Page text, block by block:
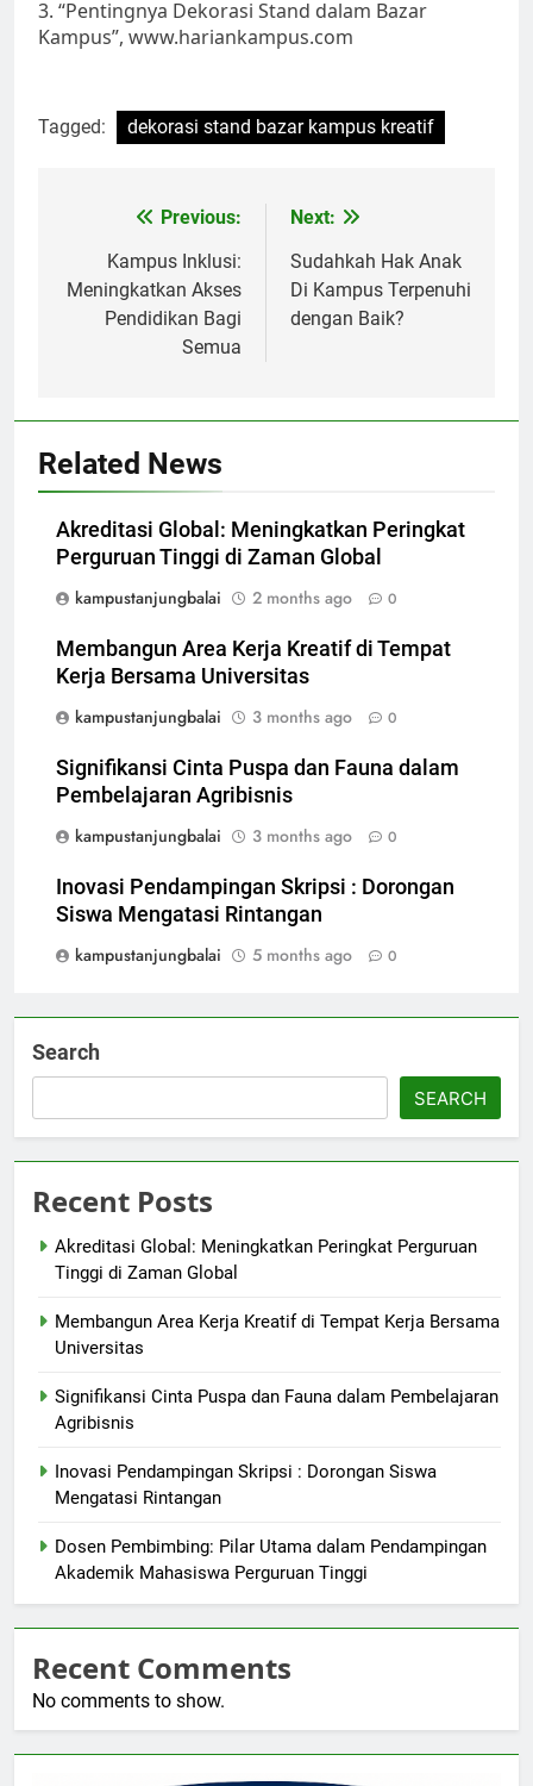
3. “Pentingnya Dekorasi Stand dalam Bazar
Kampus”, www.hariankampus.com
Tagged: dekorasi stand bazar kampus kreatif
navigation
Previous:
Kampus Inklusi:
Meningkatkan Akses
Pendidikan Bagi
Semua
Next:
Sudahkah Hak Anak
Di Kampus Terpenuhi
dengan Baik?
Related News
Akreditasi Global: Meningkatkan Peringkat
Perguruan Tinggi di Zaman Global
kampustanjungbalai
2 months ago 0
Membangun Area Kerja Kreatif di Tempat
Kerja Bersama Universitas
kampustanjungbalai
3 months ago 0
Signifikansi Cinta Puspa dan Fauna dalam
Pembelajaran Agribisnis
kampustanjungbalai
3 months ago 0
Inovasi Pendampingan Skripsi : Dorongan
Siswa Mengatasi Rintangan
kampustanjungbalai
5 months ago 0
Search
SEARCH
Recent Posts
Akreditasi Global: Meningkatkan Peringkat Perguruan
Tinggi di Zaman Global
Membangun Area Kerja Kreatif di Tempat Kerja Bersama
Universitas
Signifikansi Cinta Puspa dan Fauna dalam Pembelajaran
Agribisnis
Inovasi Pendampingan Skripsi : Dorongan Siswa
Mengatasi Rintangan
Dosen Pembimbing: Pilar Utama dalam Pendampingan
Akademik Mahasiswa Perguruan Tinggi
Recent Comments
No comments to show.